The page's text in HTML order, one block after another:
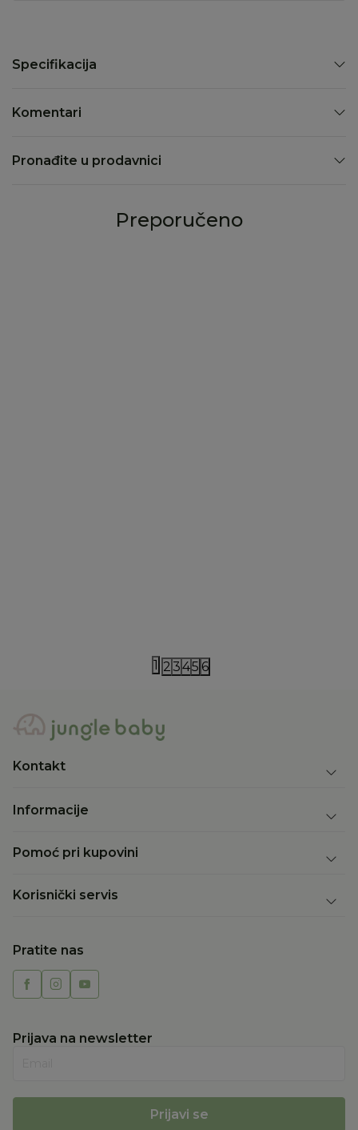
Specifikacija
Komentari
Pronađite u prodavnici
Preporučeno
1 2 345 6
Kontakt
Informacije
Pomoć pri kupovini
Korisnički servis
Pratite nas
Prijava na newsletter
Prijavi se